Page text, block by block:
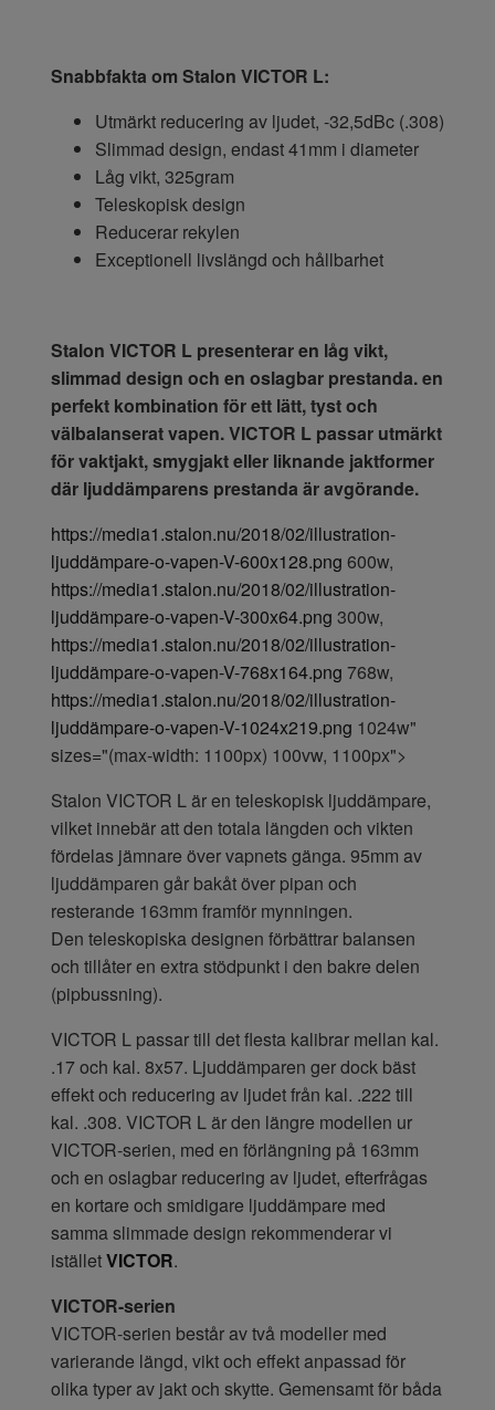
Snabbfakta om Stalon VICTOR L:
Utmärkt reducering av ljudet, -32,5dBc (.308)
Slimmad design, endast 41mm i diameter
Låg vikt, 325gram
Teleskopisk design
Reducerar rekylen
Exceptionell livslängd och hållbarhet
Stalon VICTOR L presenterar en låg vikt,
slimmad design och en oslagbar prestanda. en
perfekt kombination för ett lätt, tyst och
välbalanserat vapen. VICTOR L passar utmärkt
för vaktjakt, smygjakt eller liknande jaktformer
där ljuddämparens prestanda är avgörande.
https://media1.stalon.nu/2018/02/illustration-
ljuddämpare-o-vapen-V-600x128.png 600w,
https://media1.stalon.nu/2018/02/illustration-
ljuddämpare-o-vapen-V-300x64.png 300w,
https://media1.stalon.nu/2018/02/illustration-
ljuddämpare-o-vapen-V-768x164.png 768w,
https://media1.stalon.nu/2018/02/illustration-
ljuddämpare-o-vapen-V-1024x219.png 1024w"
sizes="(max-width: 1100px) 100vw, 1100px">
Stalon VICTOR L är en teleskopisk ljuddämpare,
vilket innebär att den totala längden och vikten
fördelas jämnare över vapnets gänga. 95mm av
ljuddämparen går bakåt över pipan och
resterande 163mm framför mynningen.
Den teleskopiska designen förbättrar balansen
och tillåter en extra stödpunkt i den bakre delen
(pipbussning).
VICTOR L passar till det flesta kalibrar mellan kal.
.17 och kal. 8x57. Ljuddämparen ger dock bäst
effekt och reducering av ljudet från kal. .222 till
kal. .308. VICTOR L är den längre modellen ur
VICTOR-serien, med en förlängning på 163mm
och en oslagbar reducering av ljudet, efterfrågas
en kortare och smidigare ljuddämpare med
samma slimmade design rekommenderar vi
iställetVICTOR.
VICTOR-serien
VICTOR-serien består av två modeller med
varierande längd, vikt och effekt anpassad för
olika typer av jakt och skytte. Gemensamt för båda